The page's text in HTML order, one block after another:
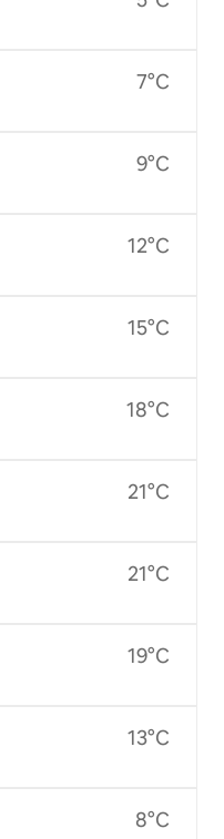
7°C
9°C
12°C
15°C
18°C
21°C
21°C
19°C
13°C
8°C